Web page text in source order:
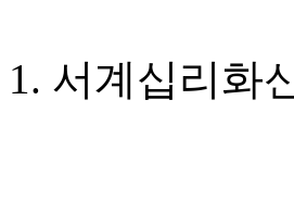
1. 서계십리화